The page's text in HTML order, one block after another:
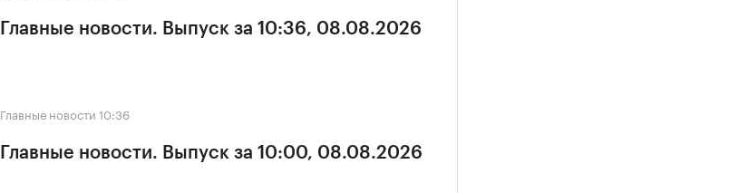
Главные новости. Выпуск за 10:36, 08.08.2026
Главные новости 10:36
Главные новости. Выпуск за 10:00, 08.08.2026